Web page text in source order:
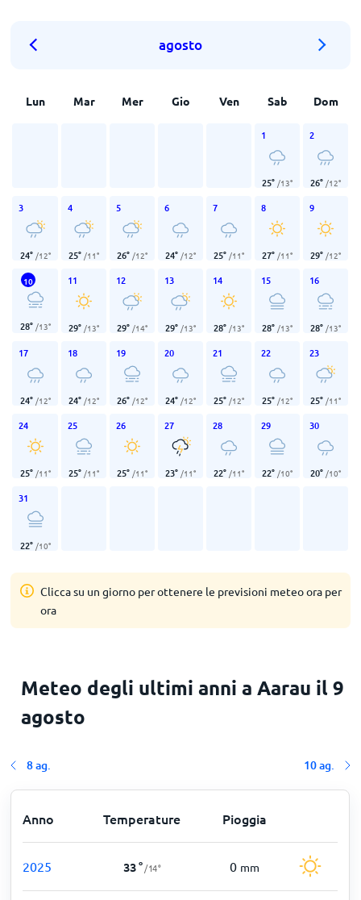
agosto
Lun Mar Mer Gio Ven Sab Dom
1
25° /13°
2
26° /12°
3
24° /12°
4
25° /11°
5
26° /12°
6
24° /12°
7
25° /11°
8
27° /11°
9
29° /12°
10
28° /13°
11
29° /13°
12
29° /14°
13
29° /13°
14
28° /13°
15
28° /13°
16
28° /13°
17
24° /12°
18
24° /12°
19
26° /12°
20
24° /12°
21
25° /12°
22
25° /12°
23
25° /11°
24
25° /11°
25
25° /11°
26
25° /11°
27
23° /11°
28
22° /11°
29
22° /10°
30
20° /10°
31
22° /10°
Clicca su un giorno per ottenere le previsioni meteo ora per
ora
Meteo degli ultimi anni a Aarau il 9
agosto
8 ag. 10 ag.
Anno Temperature Pioggia
2025 33° /14° 0 mm